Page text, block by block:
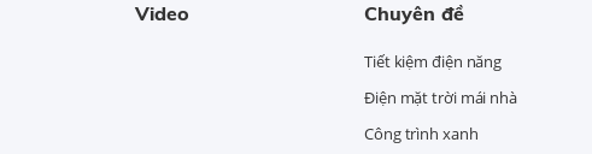
Video Chuyên đề
Tiết kiệm điện năng
Điện mặt trời mái nhà
Công trình xanh